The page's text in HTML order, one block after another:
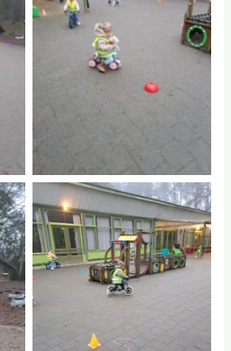
No Caption
No Caption